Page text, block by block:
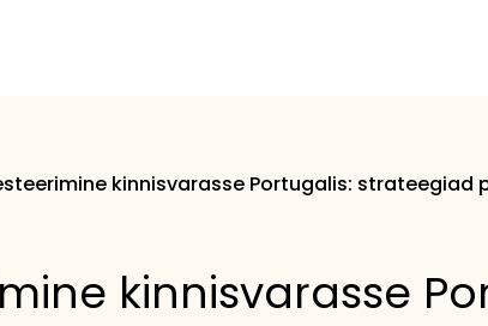
kinnisvarasse Portugalis:
kinnisvarasse